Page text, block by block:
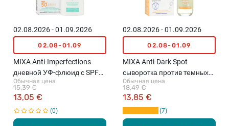
02.08.2026 - 01.09.2026
02.08-01.09
MIXA Anti-Imperfections
дневной УФ-флюид с SPF
50+ для кожи с
несовершенствами, 40мл
Обычная цена
13,05 €
15,39 €
0
02.08.2026 - 01.09.2026
02.08-01.09
MIXA Anti-Dark Spot
сыворотка против темных
пятен, 30мл
Обычная цена
13,85 €
18,49 €
7